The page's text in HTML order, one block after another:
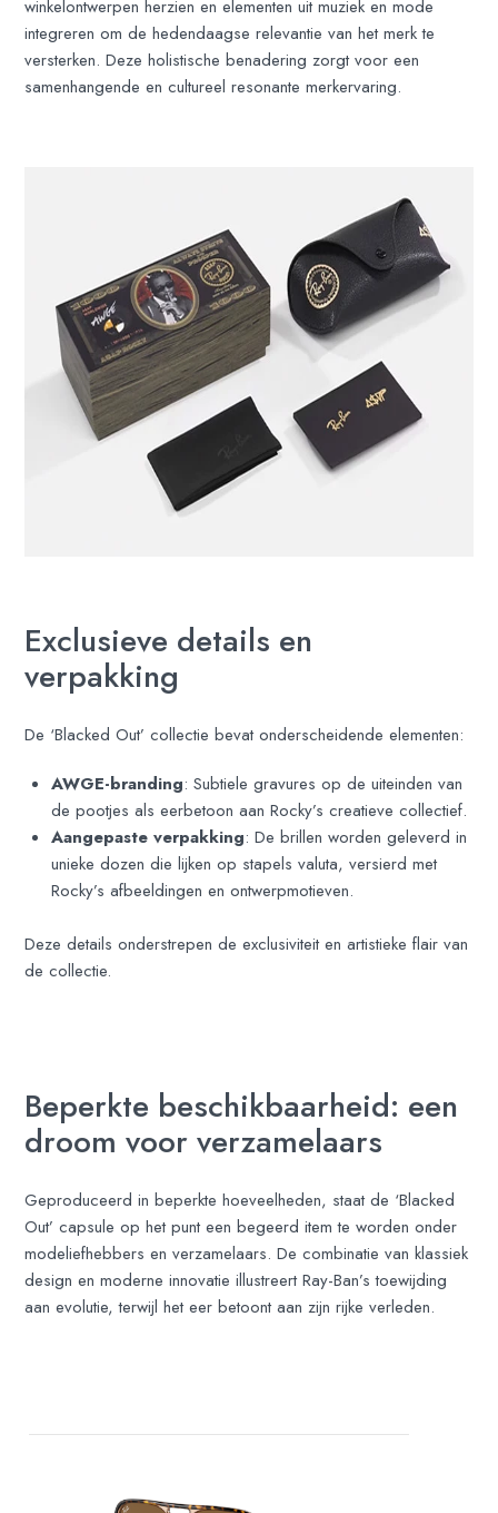
winkelontwerpen herzien en elementen uit muziek en mode
integreren om de hedendaagse relevantie van het merk te
versterken. Deze holistische benadering zorgt voor een
samenhangende en cultureel resonante merkervaring.
Exclusieve details en
verpakking
De ‘Blacked Out’ collectie bevat onderscheidende elementen:
AWGE-branding: Subtiele gravures op de uiteinden van
de pootjes als eerbetoon aan Rocky’s creatieve collectief.
Aangepaste verpakking: De brillen worden geleverd in
unieke dozen die lijken op stapels valuta, versierd met
Rocky’s afbeeldingen en ontwerpmotieven.
Deze details onderstrepen de exclusiviteit en artistieke flair van
de collectie.
Beperkte beschikbaarheid: een
droom voor verzamelaars
Geproduceerd in beperkte hoeveelheden, staat de ‘Blacked
Out’ capsule op het punt een begeerd item te worden onder
modeliefhebbers en verzamelaars. De combinatie van klassiek
design en moderne innovatie illustreert Ray-Ban’s toewijding
aan evolutie, terwijl het eer betoont aan zijn rijke verleden.